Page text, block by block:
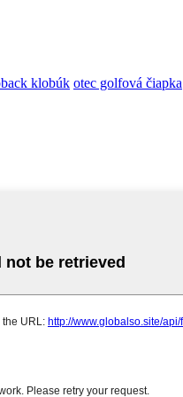
klobúk otec golfová čiapka